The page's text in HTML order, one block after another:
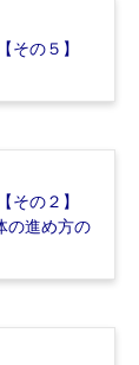
その５】
その２】
の進め方の